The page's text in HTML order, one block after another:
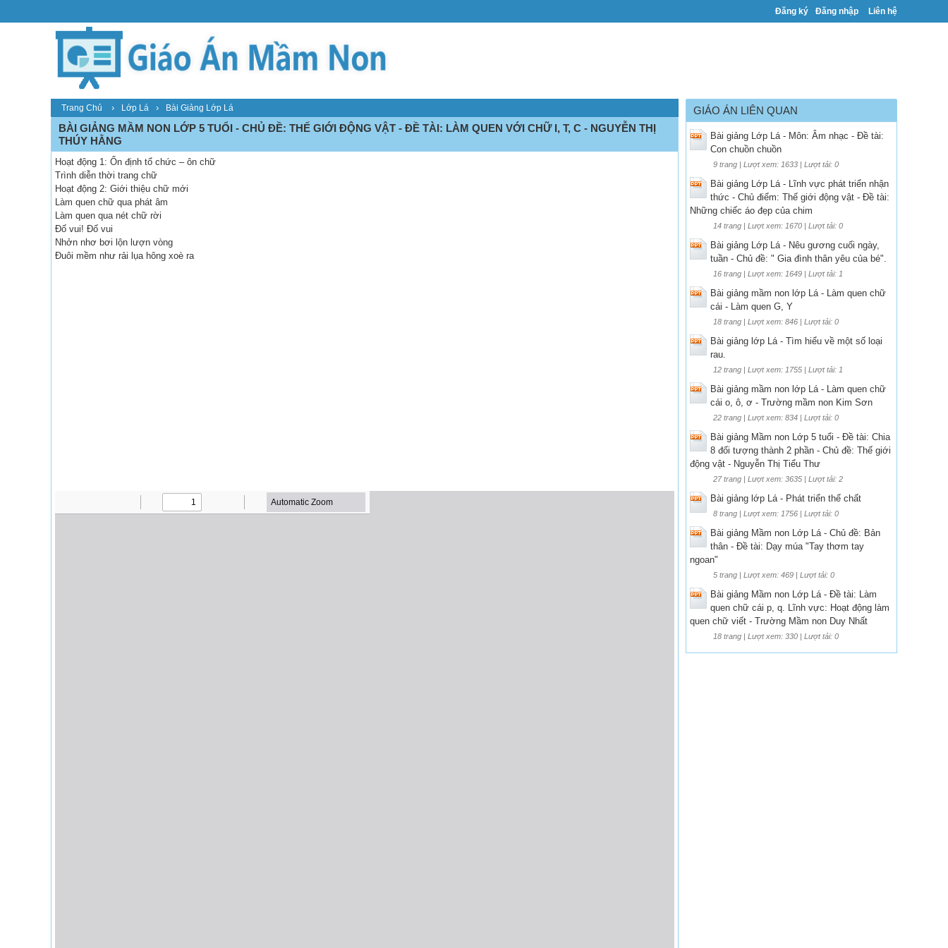
Đăng ký Đăng nhập Liên hệ
Trang Chủ › Lớp Lá › Bài Giảng Lớp Lá
BÀI GIẢNG MẦM NON LỚP 5 TUỔI - CHỦ ĐỀ: THẾ GIỚI ĐỘNG VẬT - ĐỀ TÀI: LÀM QUEN VỚI CHỮ I, T, C - NGUYỄN THỊ
THÚY HẰNG
Hoạt động 1: Ổn định tổ chức – ôn chữ
Trình diễn thời trang chữ
Hoạt động 2: Giới thiệu chữ mới
Làm quen chữ qua phát âm
Làm quen qua nét chữ rời
Đố vui! Đố vui
Nhởn nhơ bơi lộn lượn vòng
Đuôi mềm như rải lụa hông xoè ra
GIÁO ÁN LIÊN QUAN
Bài giảng Lớp Lá - Môn: Âm nhạc - Đề tài:
Con chuồn chuồn
9 trang | Lượt xem: 1633 | Lượt tải: 0
Bài giảng Lớp Lá - Lĩnh vực phát triển nhận
thức - Chủ điểm: Thế giới động vật - Đề tài:
Những chiếc áo đẹp của chim
14 trang | Lượt xem: 1670 | Lượt tải: 0
Bài giảng Lớp Lá - Nêu gương cuối ngày,
tuần - Chủ đề: " Gia đình thân yêu của bé".
16 trang | Lượt xem: 1649 | Lượt tải: 1
Bài giảng mầm non lớp Lá - Làm quen chữ
cái - Làm quen G, Y
18 trang | Lượt xem: 846 | Lượt tải: 0
Bài giảng lớp Lá - Tìm hiểu về một số loại
rau.
12 trang | Lượt xem: 1755 | Lượt tải: 1
Bài giảng mầm non lớp Lá - Làm quen chữ
cái o, ô, ơ - Trường mầm non Kim Sơn
22 trang | Lượt xem: 834 | Lượt tải: 0
Bài giảng Mầm non Lớp 5 tuổi - Đề tài: Chia
8 đối tượng thành 2 phần - Chủ đề: Thế giới
động vật - Nguyễn Thị Tiểu Thư
27 trang | Lượt xem: 3635 | Lượt tải: 2
Bài giảng lớp Lá - Phát triển thể chất
8 trang | Lượt xem: 1756 | Lượt tải: 0
Bài giảng Mầm non Lớp Lá - Chủ đề: Bản
thân - Đề tài: Dạy múa "Tay thơm tay
ngoan"
5 trang | Lượt xem: 469 | Lượt tải: 0
Bài giảng Mầm non Lớp Lá - Đề tài: Làm
quen chữ cái p, q. Lĩnh vực: Hoạt động làm
quen chữ viết - Trường Mầm non Duy Nhất
18 trang | Lượt xem: 330 | Lượt tải: 0